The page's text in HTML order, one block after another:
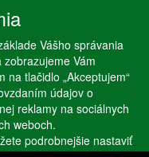
byABRA E-shop
Vášho správania
Vám
na tlačidlo „Akceptujem“
údajov o
reklamy na sociálnych
weboch.
podrobnejšie nastaviť